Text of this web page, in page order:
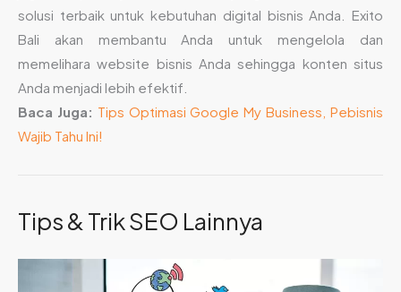
solusi terbaik untuk kebutuhan digital bisnis Anda. Exito
Bali akan membantu Anda untuk mengelola dan
memelihara website bisnis Anda sehingga konten situs
Anda menjadi lebih efektif.
Baca Juga: Tips Optimasi Google My Business, Pebisnis
Wajib Tahu Ini!
Tips & Trik SEO Lainnya